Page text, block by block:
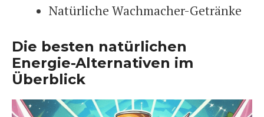
Natürliche Wachmacher-Getränke
Die besten natürlichen
Energie-Alternativen im
Überblick